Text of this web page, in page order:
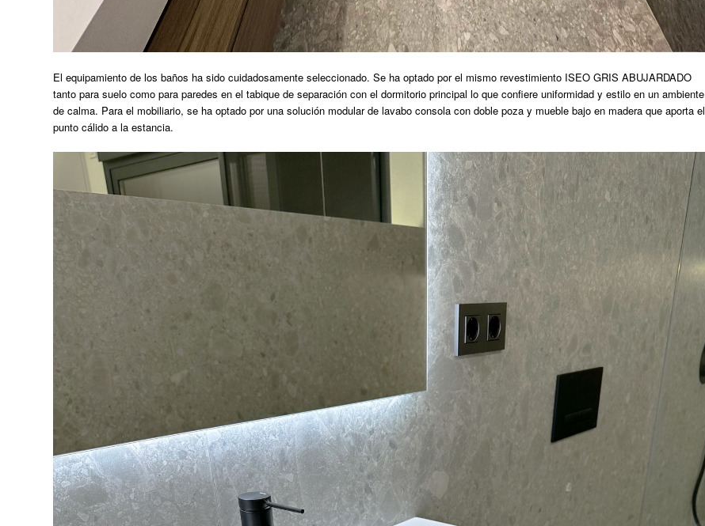
El equipamiento de los baños ha sido cuidadosamente seleccionado. Se ha optado por el mismo revestimiento ISEO GRIS ABUJARDADO
tanto para suelo como para paredes en el tabique de separación con el dormitorio principal lo que confiere uniformidad y estilo en un ambiente
de calma. Para el mobiliario, se ha optado por una solución modular de lavabo consola con doble poza y mueble bajo en madera que aporta el
punto cálido a la estancia.